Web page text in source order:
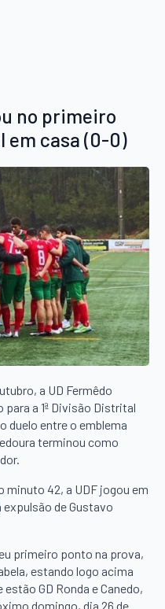
no primeiro
em casa (0-0)
a UD Fermêdo
a 1ª Divisão Distrital
duelo entre o emblema
terminou como
minuto 42, a UDF jogou em
de Gustavo
primeiro ponto na prova,
estando logo acima
GD Ronda e Canedo,
domingo, dia 26 de